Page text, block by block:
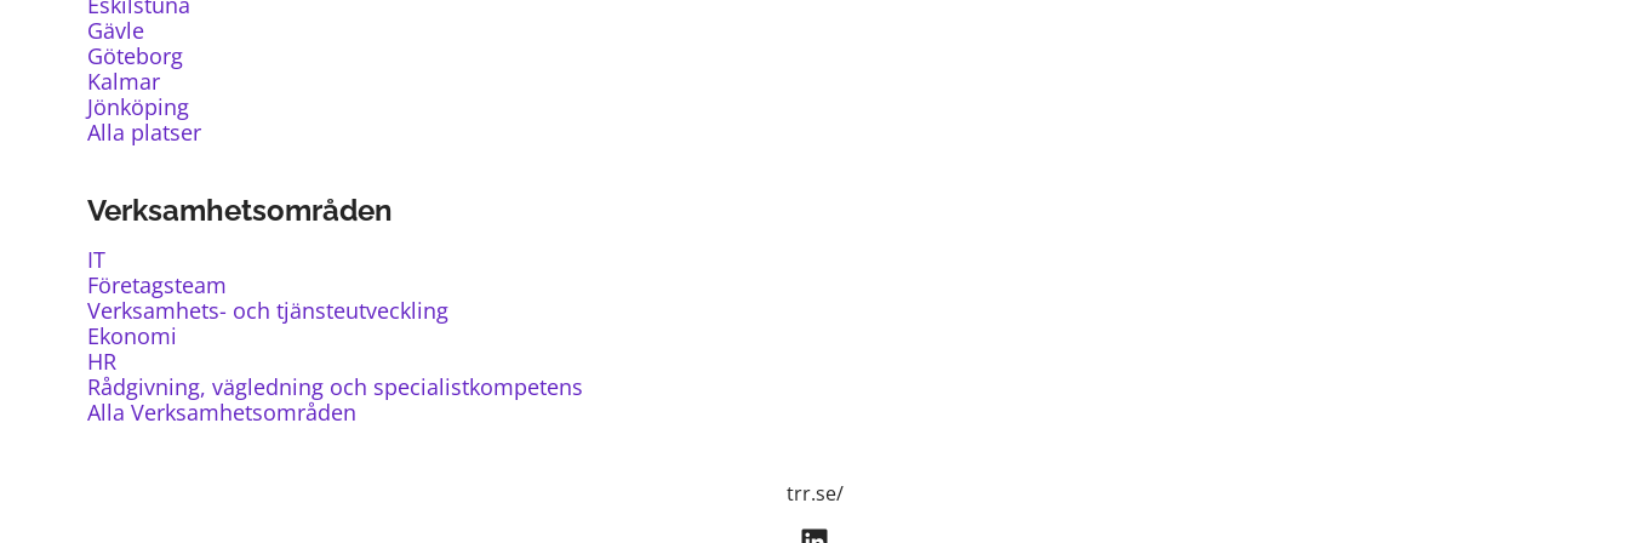
Gävle
Göteborg
Kalmar
Jönköping
Alla platser
Verksamhetsområden
IT
Företagsteam
Verksamhets- och tjänsteutveckling
Ekonomi
HR
Rådgivning, vägledning och specialistkompetens
Alla Verksamhetsområden
trr.se/